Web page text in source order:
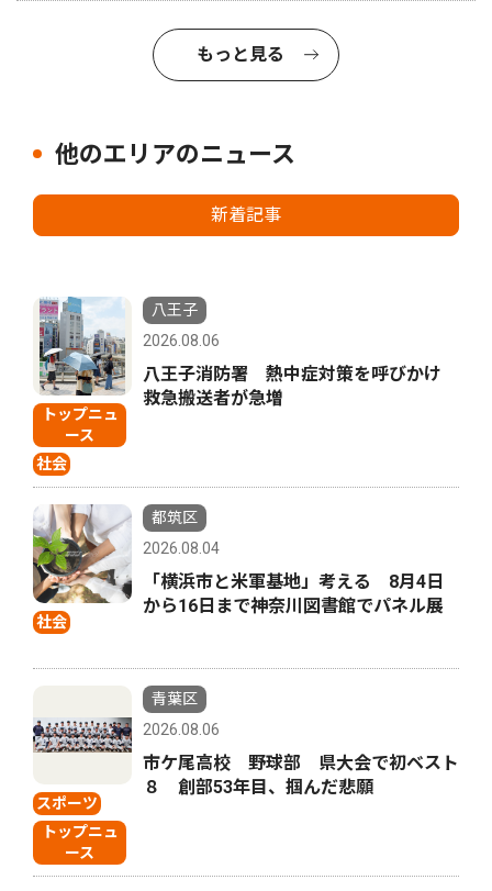
もっと見る
他のエリアのニュース
新着記事
トップニュ
ース
社会
八王子
2026.08.06
八王子消防署 熱中症対策を呼びかけ
救急搬送者が急増
社会
都筑区
2026.08.04
「横浜市と米軍基地」考える 8月4日
から16日まで神奈川図書館でパネル展
スポーツ
トップニュ
ース
青葉区
2026.08.06
市ケ尾高校 野球部 県大会で初ベスト
８ 創部53年目、掴んだ悲願